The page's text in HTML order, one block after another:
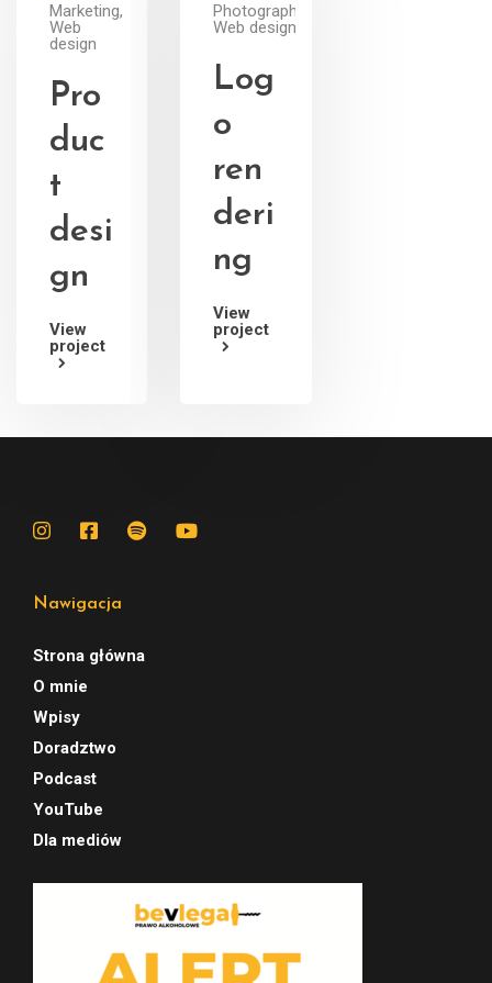
Marketing,
Web
design
Pro
duc
t
desi
gn
View
project
Photography,
Web design
Log
o
ren
deri
ng
View
project
Nawigacja
Strona główna
O mnie
Wpisy
Doradztwo
Podcast
YouTube
Dla mediów